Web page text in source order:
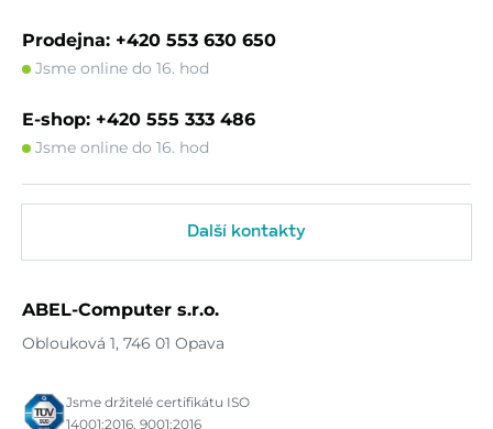
Prodejna: +420 553 630 650
Jsme online do 16. hod
E-shop: +420 555 333 486
Jsme online do 16. hod
Další kontakty
ABEL-Computer s.r.o.
Oblouková 1, 746 01 Opava
Jsme držitelé certifikátu ISO
14001:2016, 9001:2016